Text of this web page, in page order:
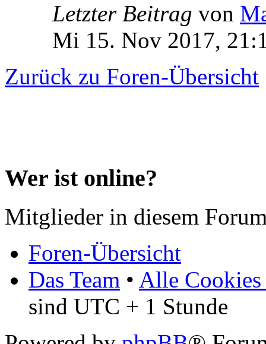
Letzter Beitrag von
Mi 15. Nov 2017,
Zurück zu Foren-Übersicht
Wer ist online?
Mitglieder in diesem
Foren-Übersicht
Das Team • Alle Cookies
sind UTC + 1 Stunde